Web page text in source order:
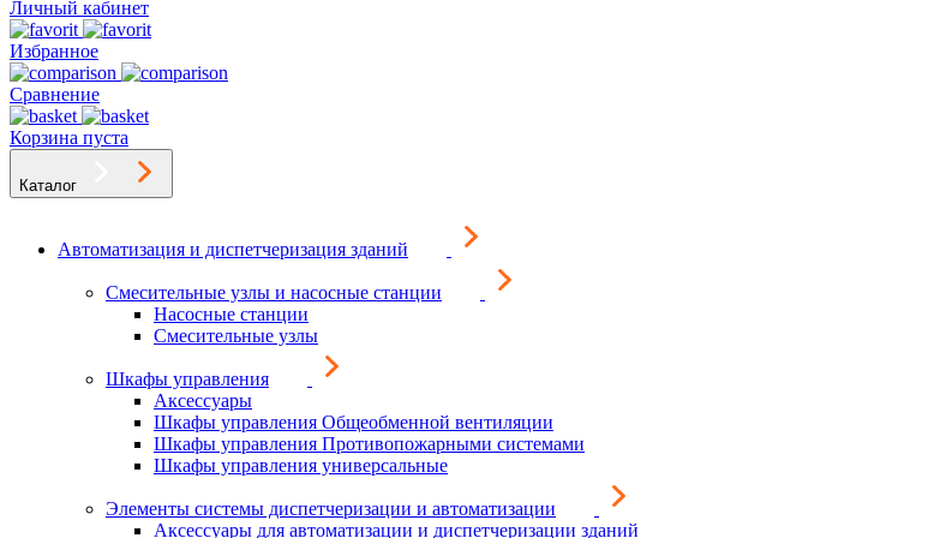
Личный кабинет
Избранное
Сравнение
Корзина пуста
Каталог
Автоматизация и диспетчеризация зданий
Смесительные узлы и насосные станции
Насосные станции
Смесительные узлы
Шкафы управления
Аксессуары
Шкафы управления Общеобменной вентиляции
Шкафы управления Противопожарными системами
Шкафы управления универсальные
Элементы системы диспетчеризации и автоматизации
Аксессуары для автоматизации и диспетчеризации зданий